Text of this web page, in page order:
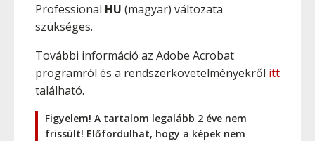
Professional HU (magyar) változata
szükséges.
További információ az Adobe Acrobat
programról és a rendszerkövetelményekről itt
található.
Figyelem! A tartalom legalább 2 éve nem
frissült! Előfordulhat, hogy a képek nem